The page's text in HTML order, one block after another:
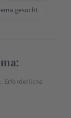
gesucht
Erforderliche